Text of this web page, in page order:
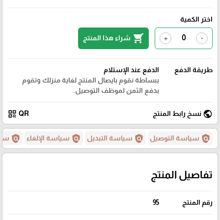
اختر الكمية
-
+
shopping_cart شراء هذا المنتج
طريقة الدفع
الدفع عند الإستلام
ببساطة نقوم بايصال المنتج لغاية منزلك وتقوم
بدفع الثمن لموظف التوصيل.
public نسخ رابط المنتج QR
qr_code
policy سياسة التوصيل policy سياسة التبديل policy سياسة الإلغاء policy
تفاصيل المنتج
رقم المنتج 95